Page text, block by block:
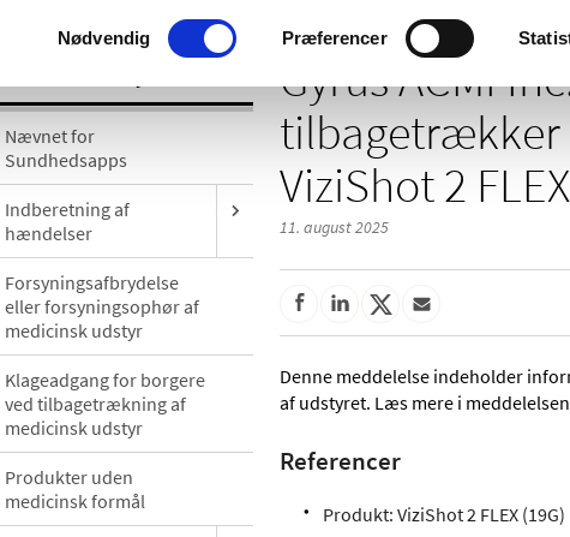
Samtykkevalg
Nødvendig Præferencer
Nævnet for
Sundhedsapps
Indberetning af
hændelser
Forsyningsafbrydelse
eller forsyningsophør af
medicinsk udstyr
Klageadgang for borgere
ved tilbagetrækning af
medicinsk udstyr
Produkter uden
medicinsk formål
Gyrus ACMI
tilbagetrækker
ViziShot 2
11. august 2025
Denne meddelelse indeholder
af udstyret. Læs mere i
Referencer
Produkt: ViziShot 2 FLEX (19G)